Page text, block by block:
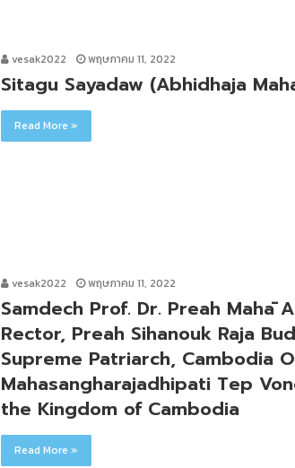
vesak2022 พฤษภาคม 11, 2022
Sitagu Sayadaw (Abhidhaja
Read More »
vesak2022 พฤษภาคม 11, 2022
Samdech Prof. Dr. Preah Mahā
Rector, Preah Sihanouk Raja
Supreme Patriarch, Cambodia
Mahasangharajadhipati Tep
the Kingdom of Cambodia
Read More »